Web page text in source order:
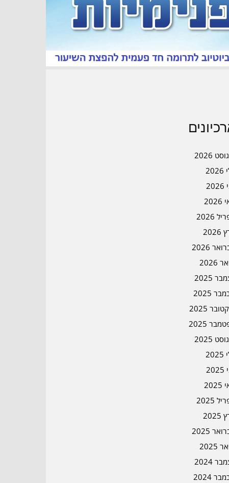
2026
2026
2026
2026
2025
2025
2025
2025
2025
2025
2025
2025
2024
2024